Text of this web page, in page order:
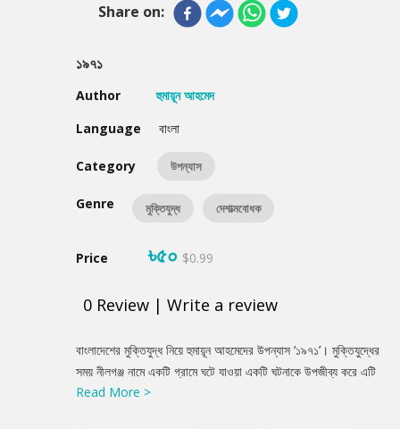
Share on:
১৯৭১
Author
হুমায়ূন আহমেদ
Language
বাংলা
Category উপন্যাস
Genre মুক্তিযুদ্ধ দেশাত্মবোধক
Price ৳৫০ $0.99
0 Review | Write a review
Product
Summery
বাংলাদেশের মুক্তিযুদ্ধ নিয়ে হুমায়ূন আহমেদের উপন্যাস ‘১৯৭১’। মুক্তিযুদ্ধের
সময় নীলগঞ্জ নামে একটি গ্রামে ঘটে যাওয়া একটি ঘটনাকে উপজীব্য করে এটি
রচিত। বাংলাদেশের হাজারো গ্রামের প্রতিনিধিত্ব করছে নীলগঞ্জ। তিনি এই
Read More >